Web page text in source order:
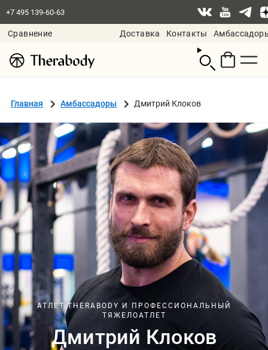
+7 495 139-60-63
Сравнение Доставка Контакты
Смотреть
корзину
Главная Амбассадоры Дмитрий Клоков
АТЛЕТ THERABODY И ПРОФЕССИОНАЛЬНЫЙ
ТЯЖЕЛОАТЛЕТ
Дмитрий Клоков